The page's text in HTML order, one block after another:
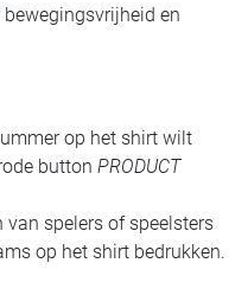
en
op het shirt wilt
button PRODUCT
van spelers of speelsters
op het shirt bedrukken.